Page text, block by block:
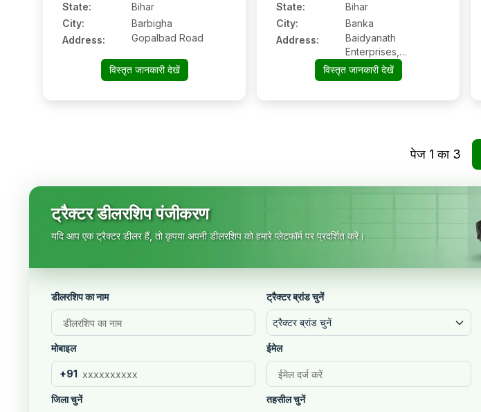
State:
Bihar
City:
Barbigha
Address:
Gopalbad Road
विस्तृत जानकारी देखें
State:
Bihar
City:
Banka
Address:
Baidyanath
Enterprises,
Parisadan Road,
Vijaynagar, Near
विस्तृत जानकारी देखें
पेज 1 का 3
ट्रैक्टर डीलरशिप पंजीकरण
यदि आप एक ट्रैक्टर डीलर हैं, तो कृपया अपनी डीलरशिप को हमारे प्लेटफॉर्म पर प्रदर्शित करें।
डीलरशिप का नाम ट्रैक्टर ब्रांड चुनें
ट्रैक्टर ब्रांड चुनें
मोबाइल
+91
ईमेल
जिला चुनें तहसील चुनें